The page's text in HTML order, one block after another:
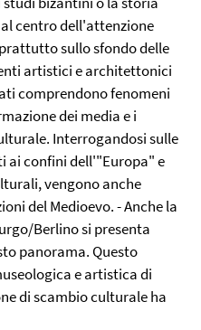
centro dell'attenzione
sullo sfondo delle
artistici e architettonici
comprendono fenomeni
dei media e i
Interrogandosi sulle
ai confini dell'"Europa" e
vengono anche
del Medioevo. - Anche la
Berlino si presenta
panorama. Questo
e artistica di
di scambio culturale ha